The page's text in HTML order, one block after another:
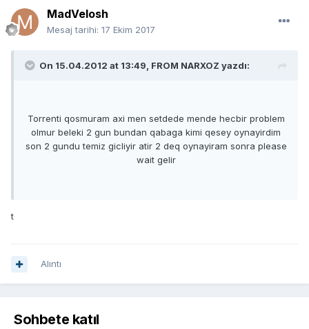
MadVelosh
Mesaj tarihi: 17 Ekim 2017
On 15.04.2012 at 13:49, FROM NARXOZ yazdı:
Torrenti qosmuram axi men setdede mende hecbir problem
olmur beleki 2 gun bundan qabaga kimi qesey oynayirdim
son 2 gundu temiz gicliyir atir 2 deq oynayiram sonra please
wait gelir
t
Alıntı
Sohbete katıl